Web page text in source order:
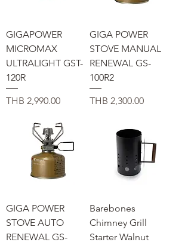
GIGAPOWER
MICROMAX
ULTRALIGHT GST-
120R
価格
THB 2,990.00
GIGA POWER
STOVE MANUAL
RENEWAL GS-
100R2
価格
THB 2,300.00
GIGA POWER
STOVE AUTO
RENEWAL GS-
Barebones
Chimney Grill
Starter Walnut